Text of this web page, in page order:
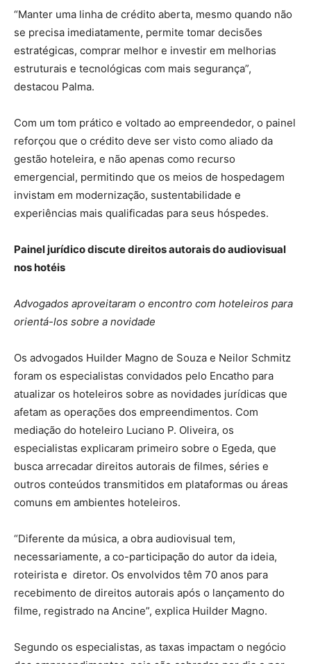
“Manter uma linha de crédito aberta, mesmo quando não
se precisa imediatamente, permite tomar decisões
estratégicas, comprar melhor e investir em melhorias
estruturais e tecnológicas com mais segurança”,
destacou Palma.
Com um tom prático e voltado ao empreendedor, o painel
reforçou que o crédito deve ser visto como aliado da
gestão hoteleira, e não apenas como recurso
emergencial, permitindo que os meios de hospedagem
invistam em modernização, sustentabilidade e
experiências mais qualificadas para seus hóspedes.
Painel jurídico discute direitos autorais do audiovisual
nos hotéis
Advogados aproveitaram o encontro com hoteleiros para
orientá-los sobre a novidade
Os advogados Huilder Magno de Souza e Neilor Schmitz
foram os especialistas convidados pelo Encatho para
atualizar os hoteleiros sobre as novidades jurídicas que
afetam as operações dos empreendimentos. Com
mediação do hoteleiro Luciano P. Oliveira, os
especialistas explicaram primeiro sobre o Egeda, que
busca arrecadar direitos autorais de filmes, séries e
outros conteúdos transmitidos em plataformas ou áreas
comuns em ambientes hoteleiros.
“Diferente da música, a obra audiovisual tem,
necessariamente, a co-participação do autor da ideia,
roteirista e diretor. Os envolvidos têm 70 anos para
recebimento de direitos autorais após o lançamento do
filme, registrado na Ancine”, explica Huilder Magno.
Segundo os especialistas, as taxas impactam o negócio